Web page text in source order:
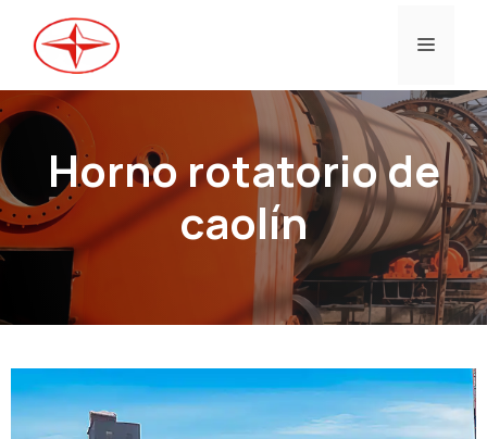
contenido
Menú
Horno rotatorio de
caolín